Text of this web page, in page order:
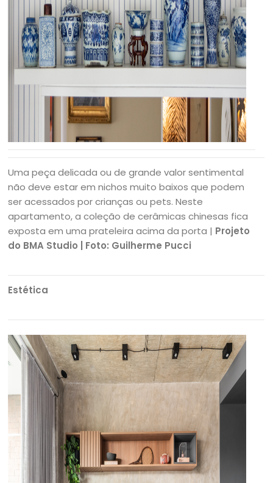
Uma peça delicada ou de grande valor sentimental
não deve estar em nichos muito baixos que podem
ser acessados por crianças ou pets. Neste
apartamento, a coleção de cerâmicas chinesas fica
exposta em uma prateleira acima da porta | Projeto
do BMA Studio | Foto: Guilherme Pucci
Estética